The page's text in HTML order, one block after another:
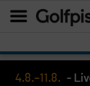
4.8.–11.8. -